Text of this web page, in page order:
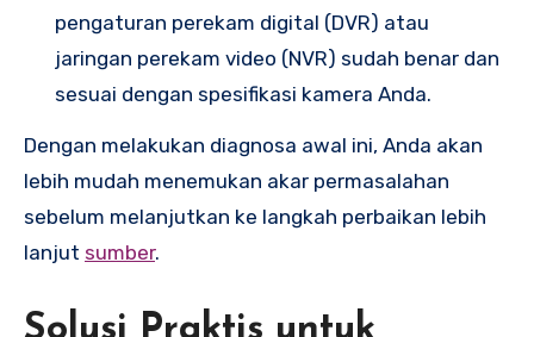
pengaturan perekam digital (DVR) atau
jaringan perekam video (NVR) sudah benar dan
sesuai dengan spesifikasi kamera Anda.
Dengan melakukan diagnosa awal ini, Anda akan
lebih mudah menemukan akar permasalahan
sebelum melanjutkan ke langkah perbaikan lebih
lanjut sumber.
Solusi Praktis untuk